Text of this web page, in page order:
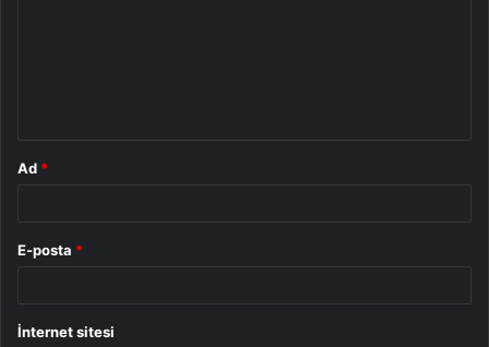
Ad *
E-posta *
İnternet sitesi